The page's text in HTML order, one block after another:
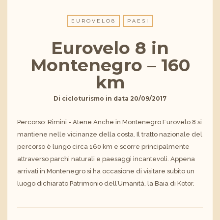
EUROVELO8 PAESI
Eurovelo 8 in
Montenegro – 160
km
Di cicloturismo in data 20/09/2017
Percorso: Rimini - Atene Anche in Montenegro Eurovelo 8 si
mantiene nelle vicinanze della costa. Il tratto nazionale del
percorso è lungo circa 160 km e scorre principalmente
attraverso parchi naturali e paesaggi incantevoli. Appena
arrivati in Montenegro si ha occasione di visitare subito un
luogo dichiarato Patrimonio dell’Umanità, la Baia di Kotor.